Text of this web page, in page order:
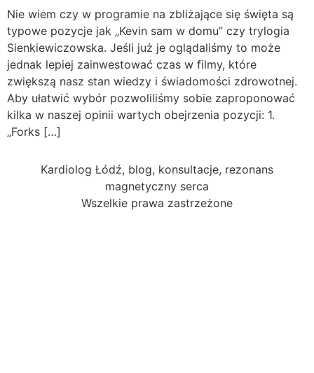
Nie wiem czy w programie na zbliżające się święta są
typowe pozycje jak „Kevin sam w domu” czy trylogia
Sienkiewiczowska. Jeśli już je oglądaliśmy to może
jednak lepiej zainwestować czas w filmy, które
zwiększą nasz stan wiedzy i świadomości zdrowotnej.
Aby ułatwić wybór pozwoliliśmy sobie zaproponować
kilka w naszej opinii wartych obejrzenia pozycji: 1.
„Forks […]
Kardiolog Łódź, blog, konsultacje, rezonans
magnetyczny serca
Wszelkie prawa zastrzeżone